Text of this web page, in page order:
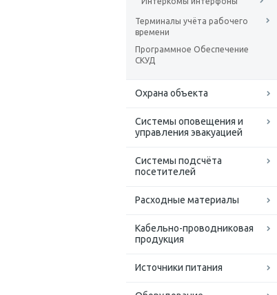
Терминалы учёта рабочего
времени
Программное Обеспечение
СКУД
Охрана объекта
Системы оповещения и
управления эвакуацией
Системы подсчёта
посетителей
Расходные материалы
Кабельно-проводниковая
продукция
Источники питания